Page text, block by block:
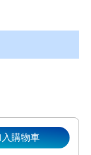
入購物車